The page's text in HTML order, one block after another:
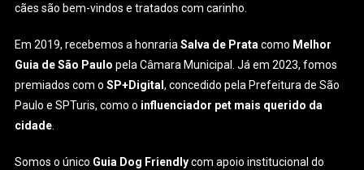
cães são bem-vindos e tratados com carinho.
Em 2019, recebemos a honrariaSalva de Prata como Melhor
Guia de São Paulo pela Câmara Municipal. Já em 2023, fomos
premiados com oSP+Digital, concedido pela Prefeitura de São
Paulo e SPTuris, como o influenciador pet mais querido da
cidade
Somos o único Guia Dog Friendlycom apoio institucional do